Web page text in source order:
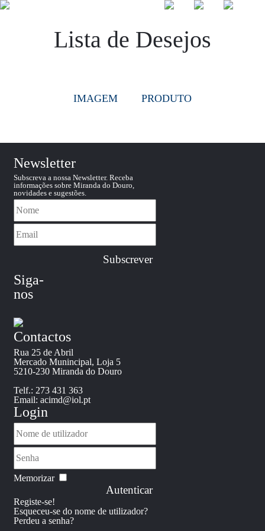
Lista de Desejos
IMAGEM PRODUTO
Newsletter
Subscreva a nossa Newsletter. Receba
informações sobre Miranda do Douro,
novidades e sugestões.
Siga-
nos
Contactos
Rua 25 de Abril
Mercado Munincipal, Loja 5
5210-230 Miranda do Douro
Telf.: 273 431 363
Email: acimd@iol.pt
Login
Memorizar
Autenticar
Registe-se!
Esqueceu-se do nome de utilizador?
Perdeu a senha?